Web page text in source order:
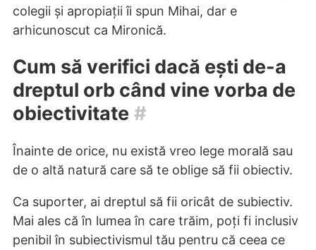
colegii și apropiații îi spun Mihai, dar e
arhicunoscut ca Mironică.
Cum să verifici dacă ești de-a
dreptul orb când vine vorba de
obiectivitate #
Înainte de orice, nu există vreo lege morală sau
de o altă natură care să te oblige să fii obiectiv.
Ca suporter, ai dreptul să fii oricât de subiectiv.
Mai ales că în lumea în care trăim, poți fi inclusiv
penibil în subiectivismul tău pentru că ceea ce